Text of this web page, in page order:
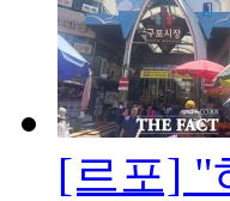
[르포] "